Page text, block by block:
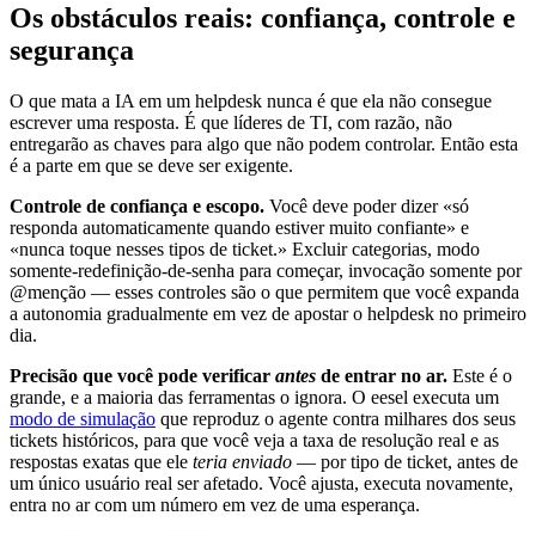
Os obstáculos reais: confiança, controle e
segurança
O que mata a IA em um helpdesk nunca é que ela não consegue
escrever uma resposta. É que líderes de TI, com razão, não
entregarão as chaves para algo que não podem controlar. Então esta
é a parte em que se deve ser exigente.
Controle de confiança e escopo. Você deve poder dizer «só
responda automaticamente quando estiver muito confiante» e
«nunca toque nesses tipos de ticket.» Excluir categorias, modo
somente-redefinição-de-senha para começar, invocação somente por
@menção — esses controles são o que permitem que você expanda
a autonomia gradualmente em vez de apostar o helpdesk no primeiro
dia.
Precisão que você pode verificar antes de entrar no ar. Este é o
grande, e a maioria das ferramentas o ignora. O eesel executa um
modo de simulação que reproduz o agente contra milhares dos seus
tickets históricos, para que você veja a taxa de resolução real e as
respostas exatas que ele teria enviado — por tipo de ticket, antes de
um único usuário real ser afetado. Você ajusta, executa novamente,
entra no ar com um número em vez de uma esperança.